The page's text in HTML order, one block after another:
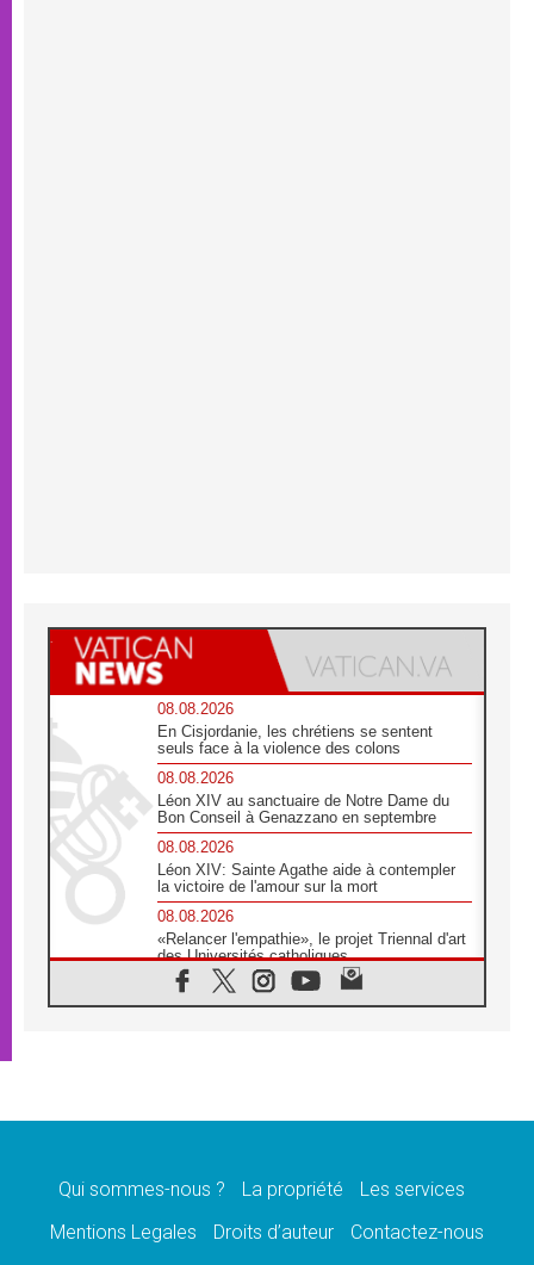
08.08.2026
En Cisjordanie, les chrétiens se sentent
seuls face à la violence des colons
08.08.2026
Léon XIV au sanctuaire de Notre Dame du
Bon Conseil à Genazzano en septembre
08.08.2026
Léon XIV: Sainte Agathe aide à contempler
la victoire de l'amour sur la mort
08.08.2026
«Relancer l'empathie», le projet Triennal d'art
des Universités catholiques
08.08.2026
Signis 2026, donner la parole aux religieuses
07.08.2026
07.08.2026
de l'Assomption et mémoire nationale
Qui sommes-nous ? La propriété
Les services
Mentions Legales
Droits d’auteur Contactez-nous